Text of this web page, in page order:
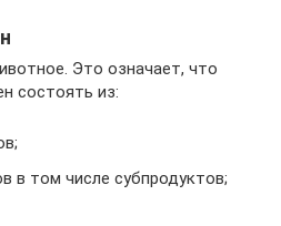
Это означает, что
состоять из:
в том числе субпродуктов;